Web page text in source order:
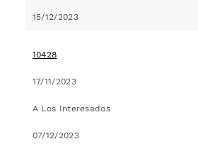
15/12/2023
10428
17/11/2023
A Los Interesados
07/12/2023